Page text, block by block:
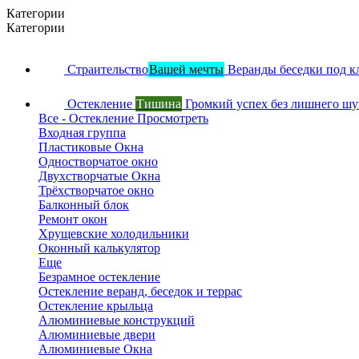
Категории
Категории
СтраительствоВашей мечты Веранды беседки под
Остекление Тишина Громкий успех без лишнего
Все - Остекление Просмотреть
Входная группа
Пластиковые Окна
Одностворчатое окно
Двухстворчатые Окна
Трёхстворчатое окно
Балконный блок
Ремонт окон
Хрущевские холодильники
Оконный калькулятор
Еще
Безрамное остекление
Остекление веранд, беседок и террас
Остекление крыльца
Алюминиевые конструкций
Алюминиевые двери
Алюминиевые Окна